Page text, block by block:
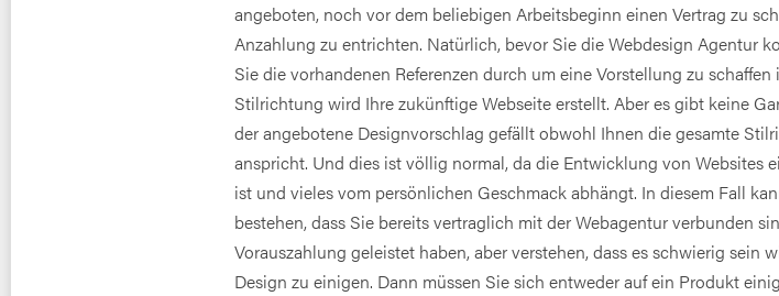
angeboten, noch vor dem beliebigen Arbeitsbeginn einen Vertrag zu
Anzahlung zu entrichten. Natürlich, bevor Sie die Webdesign Agentur
Sie die vorhandenen Referenzen durch um eine Vorstellung zu
Stilrichtung wird Ihre zukünftige Webseite erstellt. Aber es gibt keine
der angebotene Designvorschlag gefällt obwohl Ihnen die gesamte
anspricht. Und dies ist völlig normal, da die Entwicklung von Websites
ist und vieles vom persönlichen Geschmack abhängt. In diesem Fall
bestehen, dass Sie bereits vertraglich mit der Webagentur verbunden
Vorauszahlung geleistet haben, aber verstehen, dass es schwierig sein
Design zu einigen. Dann müssen Sie sich entweder auf ein Produkt